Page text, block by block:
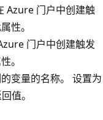
Azure 门户中创建触
性。
门户中创建触发
。
变量的名称。 设置为
值。